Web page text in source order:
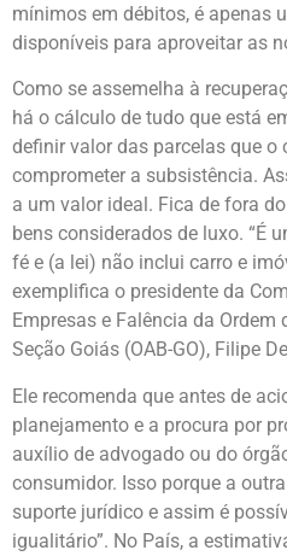
mínimos em débitos, é apenas
disponíveis para aproveitar as
Como se assemelha à
há o cálculo de tudo que está
definir valor das parcelas que o
comprometer a subsistência.
a um valor ideal. Fica de fora
bens considerados de luxo. “É
fé e (a lei) não inclui carro e
exemplifica o presidente da
Empresas e Falência da
Seção Goiás (OAB-GO), Filipe
Ele recomenda que antes de
planejamento e a procura por
auxílio de advogado ou do
consumidor. Isso porque a
suporte jurídico e assim é
igualitário”. No País, a